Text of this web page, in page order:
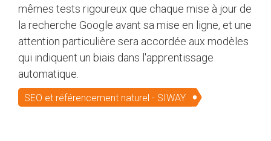
mêmes tests rigoureux que chaque mise à jour de
la recherche Google avant sa mise en ligne, et une
attention particulière sera accordée aux modèles
qui indiquent un biais dans l'apprentissage
automatique.
SEO et référencement naturel - SIWAY